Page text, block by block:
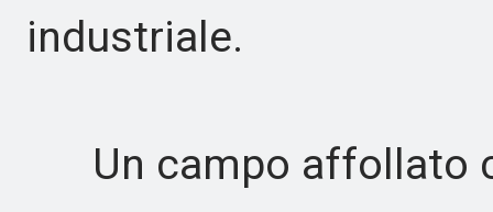
industriale.
Un campo affollato